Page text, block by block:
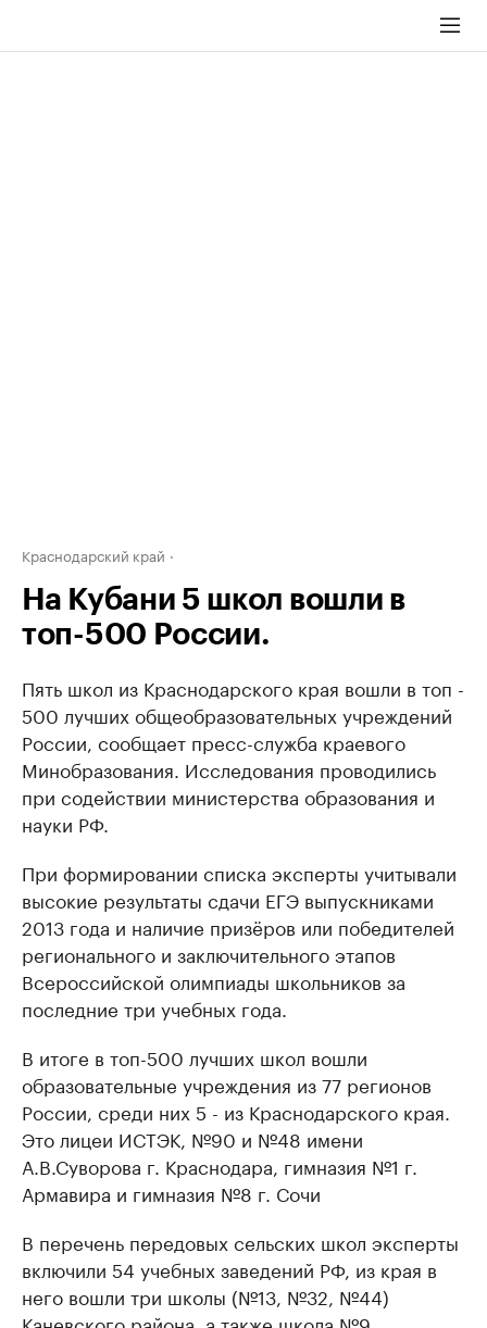
Краснодарский край
На Кубани 5 школ вошли в
топ-500 России.
Пять школ из Краснодарского края вошли в топ -
500 лучших общеобразовательных учреждений
России, сообщает пресс-служба краевого
Минобразования. Исследования проводились
при содействии министерства образования и
науки РФ.
При формировании списка эксперты учитывали
высокие результаты сдачи ЕГЭ выпускниками
2013 года и наличие призёров или победителей
регионального и заключительного этапов
Всероссийской олимпиады школьников за
последние три учебных года.
В итоге в топ-500 лучших школ вошли
образовательные учреждения из 77 регионов
России, среди них 5 - из Краснодарского края.
Это лицеи ИСТЭК, №90 и №48 имени
А.В.Суворова г. Краснодара, гимназия №1 г.
Армавира и гимназия №8 г. Сочи
В перечень передовых сельских школ эксперты
включили 54 учебных заведений РФ, из края в
него вошли три школы (№13, №32, №44)